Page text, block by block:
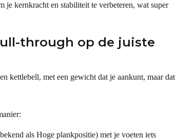
je kernkracht en stabiliteit te verbeteren, wat super
through op de juiste
kettlebell, met een gewicht dat je aankunt, maar dat
als Hoge plankpositie) met je voeten iets